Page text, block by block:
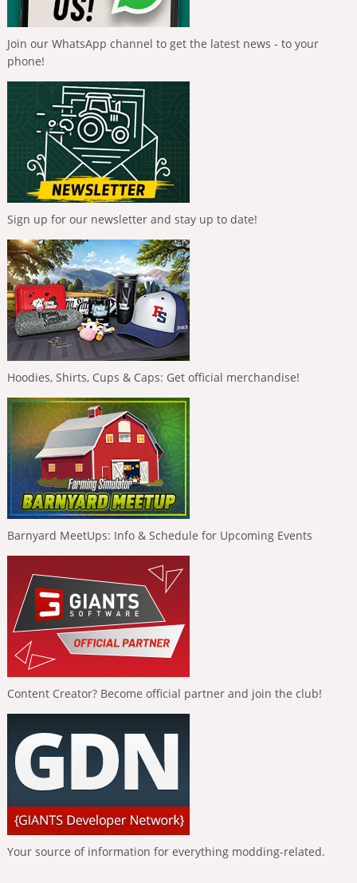
Join our WhatsApp channel to get the latest news - to your
phone!
Sign up for our newsletter and stay up to date!
Hoodies, Shirts, Cups & Caps: Get official merchandise!
Barnyard MeetUps: Info & Schedule for Upcoming Events
Content Creator? Become official partner and join the club!
Your source of information for everything modding-related.